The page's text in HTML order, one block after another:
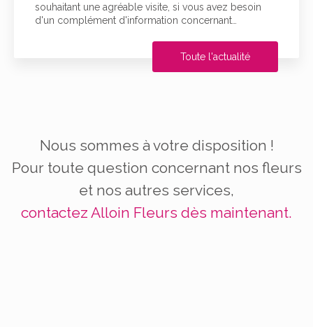
souhaitant une agréable visite, si vous avez besoin
d'un complément d'information concernant…
Toute l'actualité
Nous sommes à votre disposition !
Pour toute question concernant nos fleurs
et nos autres services,
contactez Alloin Fleurs dès maintenant.